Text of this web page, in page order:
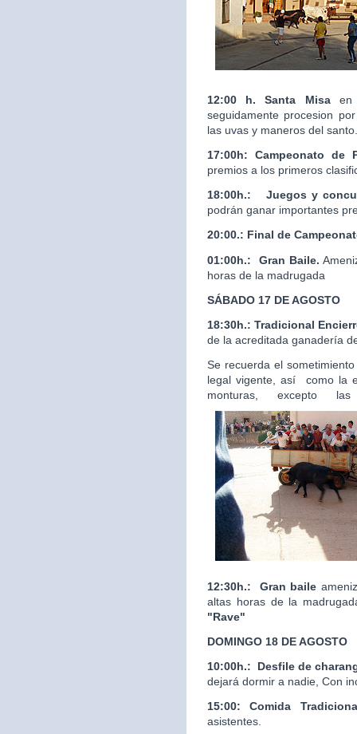
12:00 h. Santa Misaen
seguidamente procesion
las uvas y maneros del santo.
17:00h: Campeonato de
premios a los primeros
18:00h.:
Juegos y
podrán ganar importantes
20:00.: Final de
01:00h.: Gran Baile.
horas de la madrugada
SÁBADO 17 DE AGOSTO
18:30h.: Tradicional
de la acreditada ganadería
Se recuerda el
legal vigente, así como la
monturas, excepto
12:30h.: Gran baile
altas horas de la
"Rave"
DOMINGO 18 DE AGOSTO
10:00h.:
Desfile de
dejará dormir a nadie, Con
15:00: Comida
asistentes.